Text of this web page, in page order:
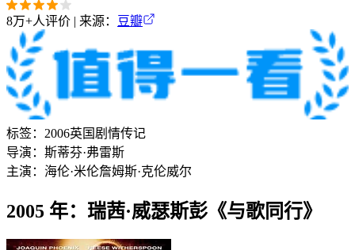
8万+人评价 | 来源： 豆瓣
标签： 2006英国剧情传记
导演： 斯蒂芬·弗雷斯
主演： 海伦·米伦詹姆斯·克伦威尔
2005 年：瑞茜·威瑟斯彭《与歌同行》